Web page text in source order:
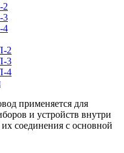
2
3
4
2
3
4
применяется для
и устройств внутри
соединения с основной